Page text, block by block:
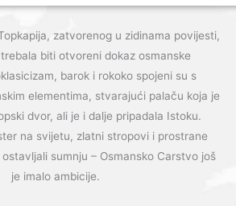
zatvorenog u zidinama povijesti,
biti otvoreni dokaz osmanske
barok i rokoko spojeni su s
elementima, stvarajući palaču koja je
dvor, ali je i dalje pripadala Istoku.
na svijetu, zlatni stropovi i prostrane
sumnju – Osmansko Carstvo još
je imalo ambicije.